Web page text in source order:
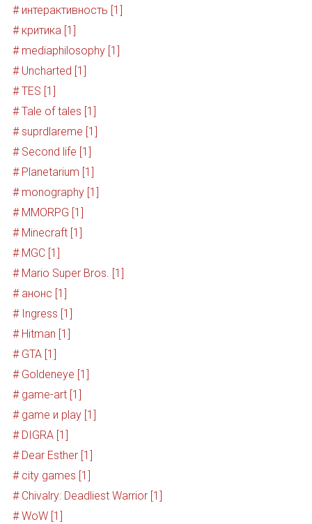
# интерактивность [1]
# критика [1]
# mediaphilosophy [1]
# Uncharted [1]
# TES [1]
# Tale of tales [1]
# suprdlareme [1]
# Second life [1]
# Planetarium [1]
# monography [1]
# MMORPG [1]
# Minecraft [1]
# MGC [1]
# Mario Super Bros. [1]
# анонс [1]
# Ingress [1]
# Hitman [1]
# GTA [1]
# Goldeneye [1]
# game-art [1]
# game и play [1]
# DIGRA [1]
# Dear Esther [1]
# city games [1]
# Chivalry: Deadliest Warrior [1]
# WoW [1]